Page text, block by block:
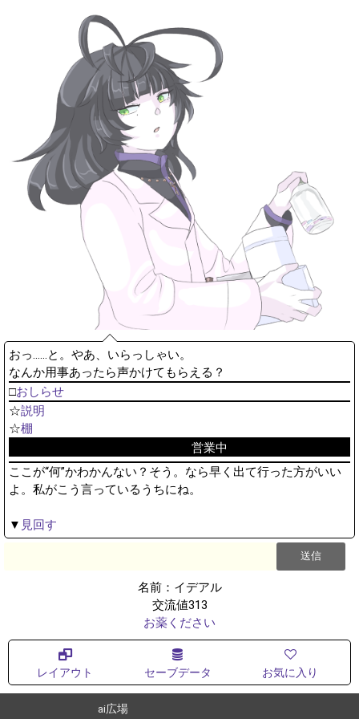
おっ……と。やあ、いらっしゃい。
なんか用事あったら声かけてもらえる？
□おしらせ
☆説明
☆棚
営業中
ここが“何”かわかんない？そう。なら早く出て行った方がいい
よ。私がこう言っているうちにね。
▼ 見回す
名前：イデアル
交流値313
お薬ください
レイアウト セーブデータ お気に入り
ai広場